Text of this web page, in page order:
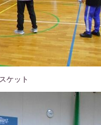
ケット